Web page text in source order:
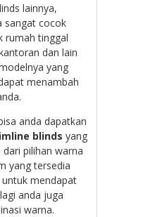
lainnya,
sangat cocok
rumah tinggal
dan lain
yang
menambah
anda dapatkan
blinds yang
pilihan warna
yang tersedia
mendapat
anda juga
warna.